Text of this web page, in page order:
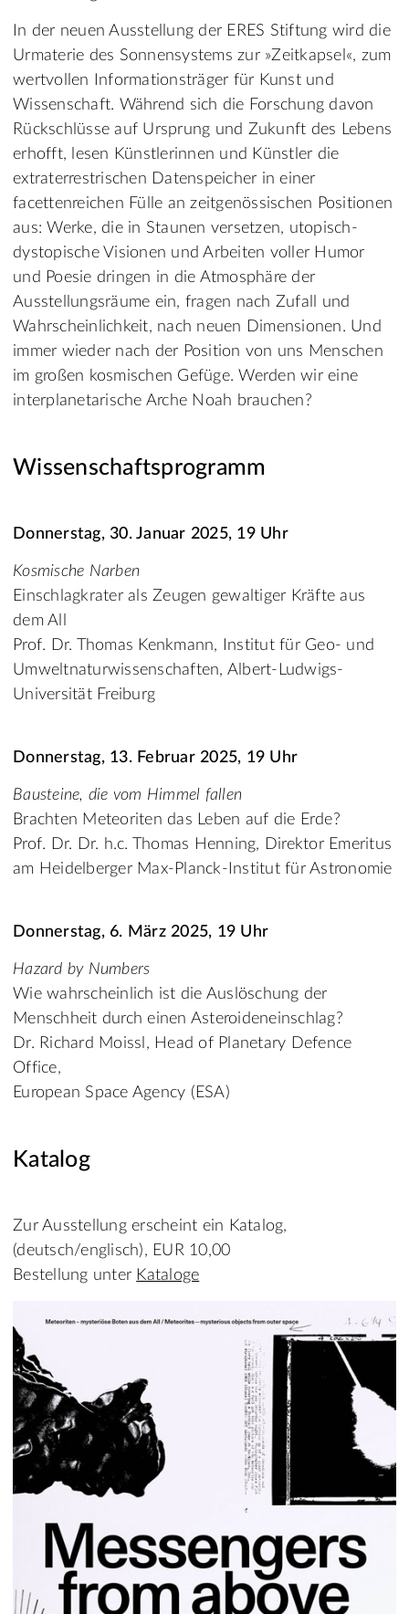
In der neuen Ausstellung der ERES Stiftung wird die
Urmaterie des Sonnensystems zur »Zeitkapsel«, zum
wertvollen Informationsträger für Kunst und
Wissenschaft. Während sich die Forschung davon
Rückschlüsse auf Ursprung und Zukunft des Lebens
erhofft, lesen Künstlerinnen und Künstler die
extraterrestrischen Datenspeicher in einer
facettenreichen Fülle an zeitgenössischen Positionen
aus: Werke, die in Staunen versetzen, utopisch-
dystopische Visionen und Arbeiten voller Humor
und Poesie dringen in die Atmosphäre der
Ausstellungsräume ein, fragen nach Zufall und
Wahrscheinlichkeit, nach neuen Dimensionen. Und
immer wieder nach der Position von uns Menschen
im großen kosmischen Gefüge. Werden wir eine
interplanetarische Arche Noah brauchen?
Wissenschaftsprogramm
Donnerstag, 30. Januar 2025, 19 Uhr
Kosmische Narben
Einschlagkrater als Zeugen gewaltiger Kräfte aus
dem All
Prof. Dr. Thomas Kenkmann, Institut für Geo- und
Umweltnaturwissenschaften, Albert-Ludwigs-
Universität Freiburg
Donnerstag, 13. Februar 2025, 19 Uhr
Bausteine, die vom Himmel fallen
Brachten Meteoriten das Leben auf die Erde?
Prof. Dr. Dr. h.c. Thomas Henning, Direktor Emeritus
am Heidelberger Max-Planck-Institut für Astronomie
Donnerstag, 6. März 2025, 19 Uhr
Hazard by Numbers
Wie wahrscheinlich ist die Auslöschung der
Menschheit durch einen Asteroideneinschlag?
Dr. Richard Moissl, Head of Planetary Defence
Office,
European Space Agency (ESA)
Katalog
Zur Ausstellung erscheint ein Katalog,
(deutsch/englisch), EUR 10,00
Bestellung unter Kataloge